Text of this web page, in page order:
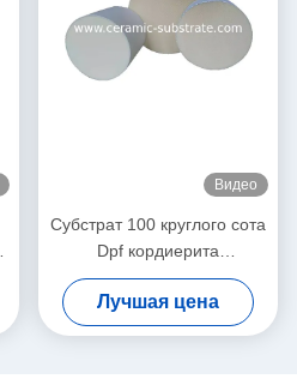
Видео
Субстрат 100 круглого сота
Dpf кордиерита
керамический плотность
200 клеток CPSI
Лучшая цена